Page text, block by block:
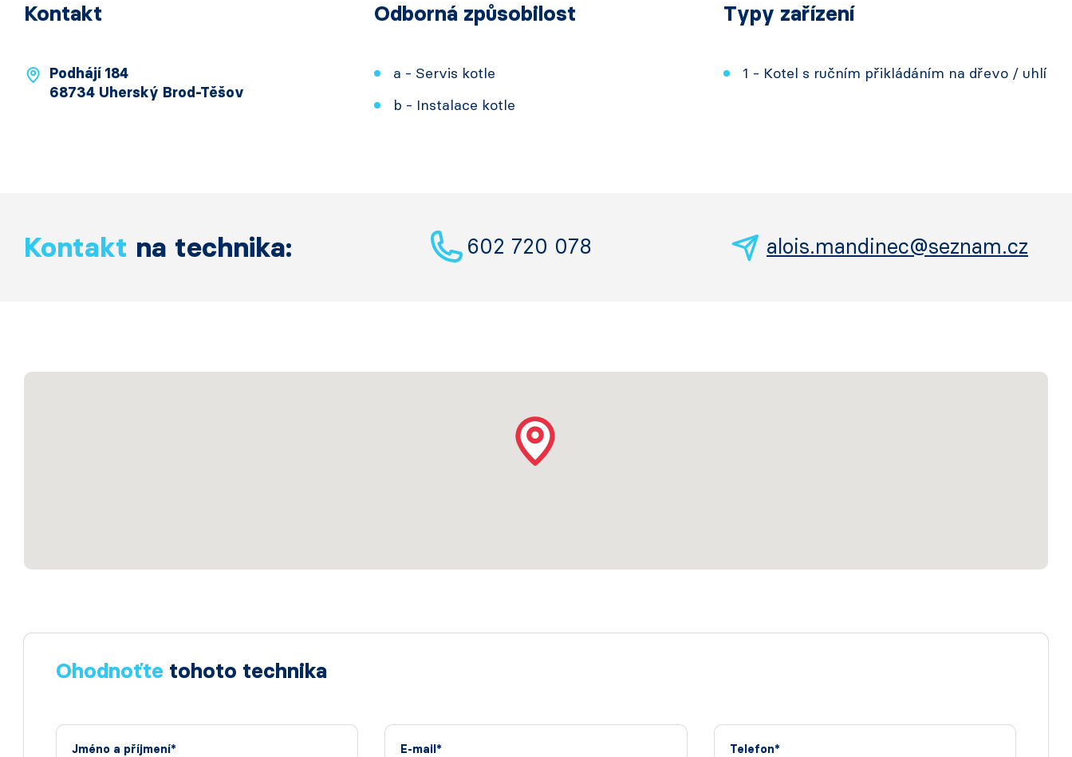
Kontakt
Podhájí 184
68734 Uherský Brod-Těšov
Odborná způsobilost
a - Servis kotle
b - Instalace kotle
Typy zařízení
1 - Kotel s ručním přikládáním na dřevo / uhlí
Kontakt na technika: 602 720 078 alois.mandinec@seznam.cz
Ohodnoťte tohoto technika
Jméno a příjmení* E-mail* Telefon*